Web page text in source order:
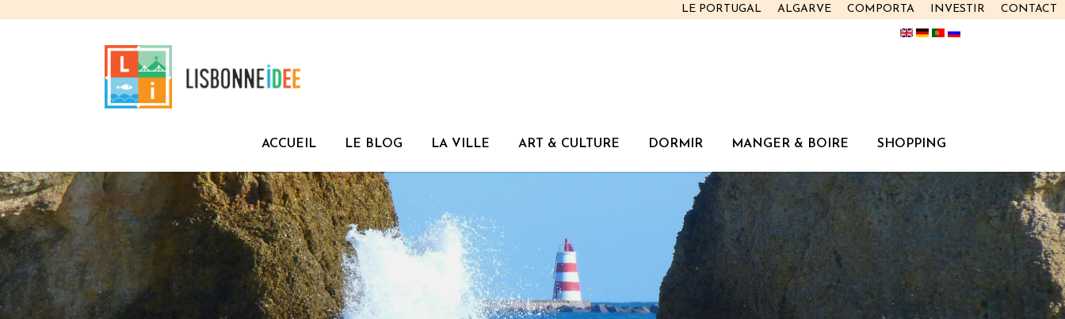
CONTACT
INVESTIR
COMPORTA
ALGARVE
LE PORTUGAL
ACCUEIL LE BLOG LA VILLE ART & CULTURE DORMIR MANGER & BOIRE SHOPPING